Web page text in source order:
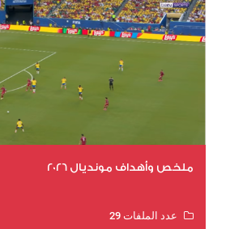
ملخص وأهداف مونديال 2026
عدد الملفات 29